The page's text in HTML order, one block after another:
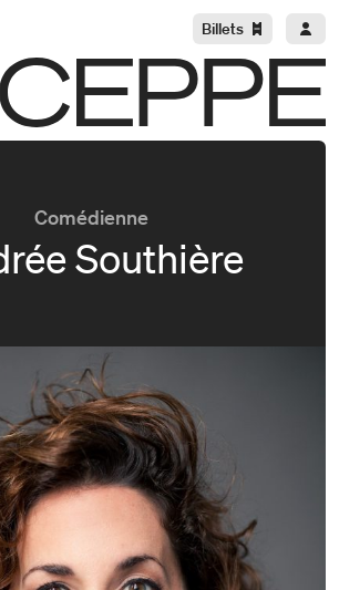
Billets
Comédienne
Southière